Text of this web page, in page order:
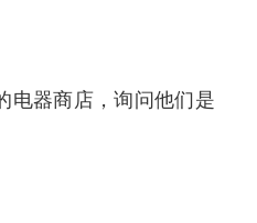
电器商店，询问他们是